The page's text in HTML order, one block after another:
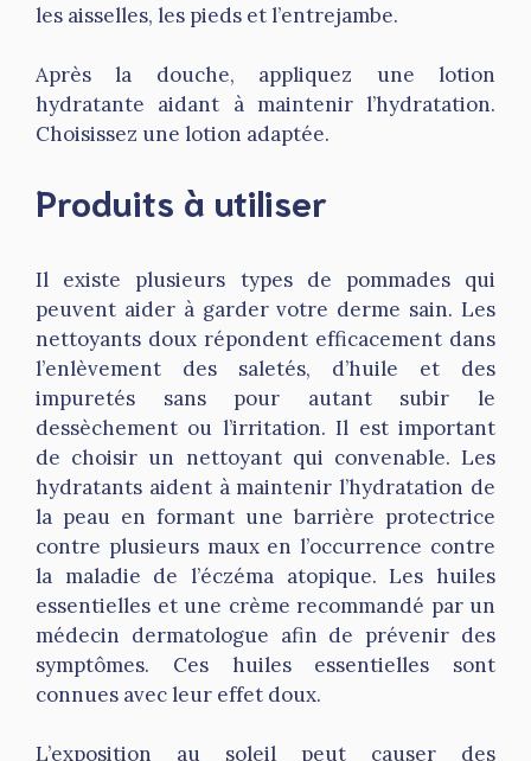
les aisselles, les pieds et l’entrejambe.
Après la douche, appliquez une lotion
hydratante aidant à maintenir l’hydratation.
Choisissez une lotion adaptée.
Produits à utiliser
Il existe plusieurs types de pommades qui
peuvent aider à garder votre derme sain. Les
nettoyants doux répondent efficacement dans
l’enlèvement des saletés, d’huile et des
impuretés sans pour autant subir le
dessèchement ou l’irritation. Il est important
de choisir un nettoyant qui convenable. Les
hydratants aident à maintenir l’hydratation de
la peau en formant une barrière protectrice
contre plusieurs maux en l’occurrence contre
la maladie de l’éczéma atopique. Les huiles
essentielles et une crème recommandé par un
médecin dermatologue afin de prévenir des
symptômes. Ces huiles essentielles sont
connues avec leur effet doux.
L’exposition au soleil peut causer des